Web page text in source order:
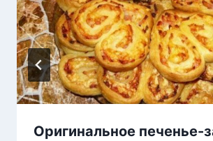
Оригинальное печенье-